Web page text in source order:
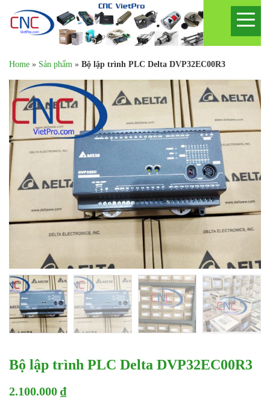
Home » Sản phẩm » Bộ lập trình PLC Delta DVP32EC00R3
Bộ lập trình PLC Delta DVP32EC00R3
2.100.000 ₫